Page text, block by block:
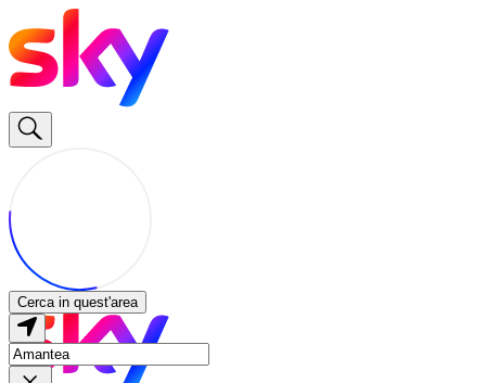
Cerca in quest'area